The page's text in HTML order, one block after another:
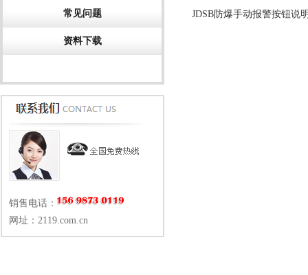
常见问题
资料下载
销售电话：
网址：2119.com.cn
JDSB防爆手动报警按钮说